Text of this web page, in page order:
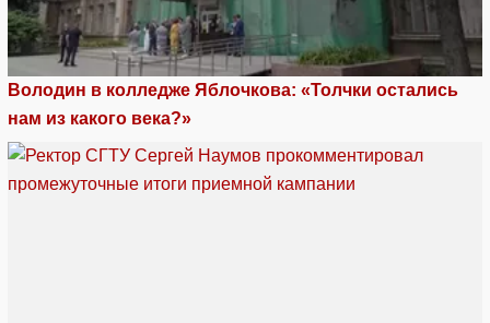
Володин в колледже Яблочкова: «Толчки остались
нам из какого века?»